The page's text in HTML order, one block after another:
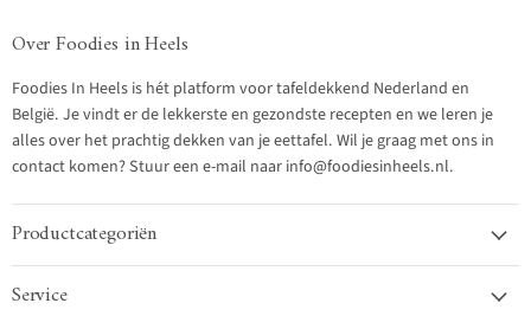
Over Foodies in Heels
Foodies In Heels is hét platform voor tafeldekkend Nederland en
België. Je vindt er de lekkerste en gezondste recepten en we leren je
alles over het prachtig dekken van je eettafel. Wil je graag met ons in
contact komen? Stuur een e-mail naar info@foodiesinheels.nl.
Productcategoriën
Service